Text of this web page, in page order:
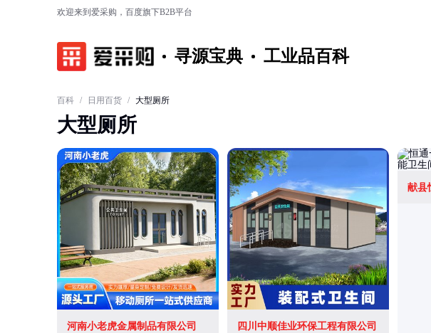
欢迎来到爱采购，百度旗下B2B平台
寻源宝典 工业品百科
百科 / 日用百货 / 大型厕所
大型厕所
河南小老虎金属制品有限公司 四川中顺佳业环保工程有限公司
献县